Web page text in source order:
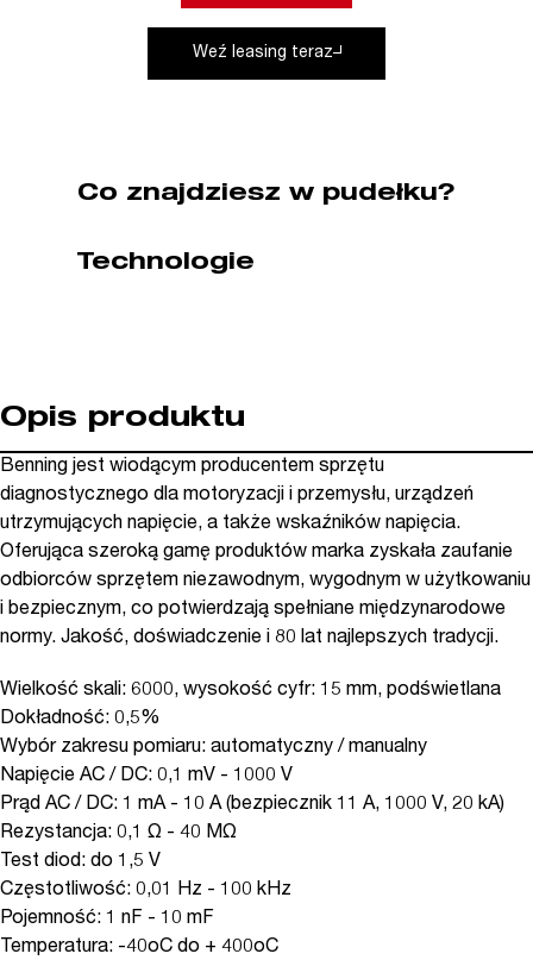
z
akcesoriami
BENNING
Weź leasing teraz
Co znajdziesz w pudełku?
Technologie
Opis produktu
Benning jest wiodącym producentem sprzętu
diagnostycznego dla motoryzacji i przemysłu, urządzeń
utrzymujących napięcie, a także wskaźników napięcia.
Oferująca szeroką gamę produktów marka zyskała zaufanie
odbiorców sprzętem niezawodnym, wygodnym w użytkowaniu
i bezpiecznym, co potwierdzają spełniane międzynarodowe
normy. Jakość, doświadczenie i 80 lat najlepszych tradycji.
Wielkość skali: 6000, wysokość cyfr: 15 mm, podświetlana
Dokładność: 0,5%
Wybór zakresu pomiaru: automatyczny / manualny
Napięcie AC / DC: 0,1 mV - 1000 V
Prąd AC / DC: 1 mA - 10 A (bezpiecznik 11 A, 1000 V, 20 kA)
Rezystancja: 0,1 Ω - 40 MΩ
Test diod: do 1,5 V
Częstotliwość: 0,01 Hz - 100 kHz
Pojemność: 1 nF - 10 mF
Temperatura: -40oC do + 400oC